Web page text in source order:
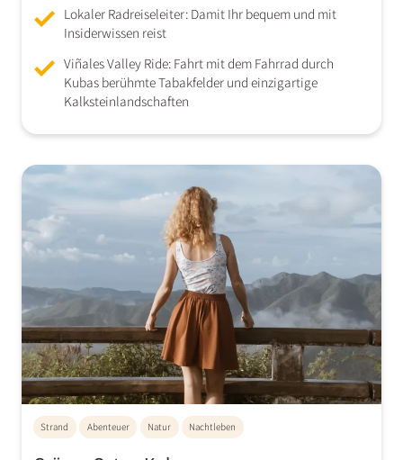
Lokaler Radreiseleiter: Damit Ihr bequem und mit
Insiderwissen reist
Viñales Valley Ride: Fahrt mit dem Fahrrad durch
Kubas berühmte Tabakfelder und einzigartige
Kalksteinlandschaften
Strand Abenteuer Natur Nachtleben